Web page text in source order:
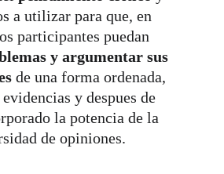
a utilizar para que, en
participantes puedan
y argumentar sus
de una forma ordenada,
evidencias y despues de
la potencia de la
de opiniones.